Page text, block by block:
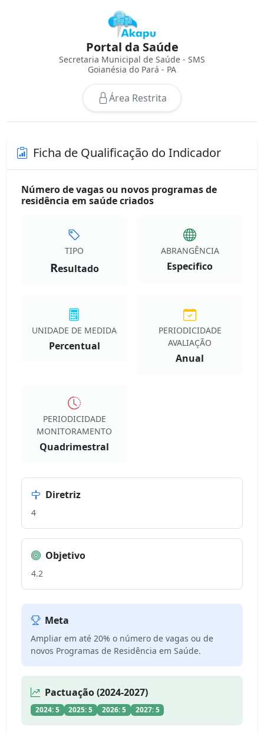
Portal da Saúde
Secretaria Municipal de Saúde - SMS
Goianésia do Pará - PA
Área Restrita
Ficha de Qualificação do Indicador
Número de vagas ou novos programas de
residência em saúde criados
TIPO
Resultado
ABRANGÊNCIA
Especifico
UNIDADE DE MEDIDA
Percentual
PERIODICIDADE
AVALIAÇÃO
Anual
PERIODICIDADE
MONITORAMENTO
Quadrimestral
Diretriz
4
Objetivo
4.2
Meta
Ampliar em até 20% o número de vagas ou de
novos Programas de Residência em Saúde.
Pactuação (2024-2027)
2024: 5 2025: 5 2026: 5 2027: 5